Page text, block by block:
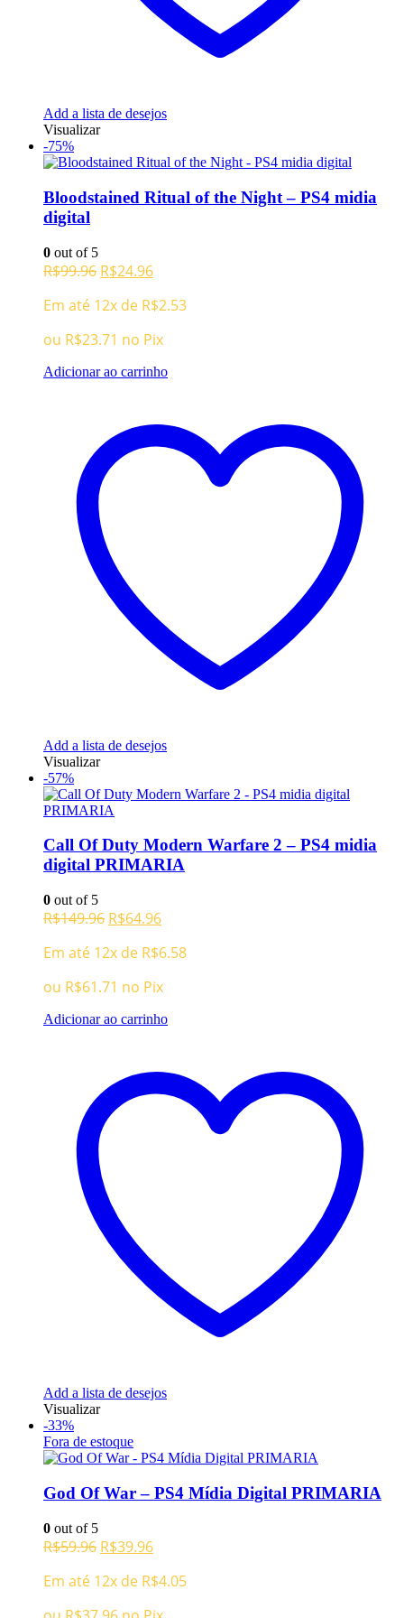
Add a lista de desejos
Visualizar
-75%
Bloodstained Ritual of the Night – PS4 midia
digital
0 out of 5
R$99.96 O
original
era:
R$99.96.
R$24.96O
atual
é:
R$24.96.
Em até 12x de R$2.53
ou R$23.71 no Pix
Adicionar ao carrinho
Add a lista de desejos
Visualizar
-57%
Call Of Duty Modern Warfare 2 – PS4 midia
digital PRIMARIA
0 out of 5
R$149.96 O
original
era:
R$149.96.
R$64.96O
atual
R$64.96.
Em até 12x de R$6.58
ou R$61.71 no Pix
Adicionar ao carrinho
Add a lista de desejos
Visualizar
-33%
Fora de estoque
God Of War – PS4 Mídia Digital PRIMARIA
0 out of 5
R$59.96 O
original
era:
R$39.96O
atual
é:
Em até 12x de R$4.05